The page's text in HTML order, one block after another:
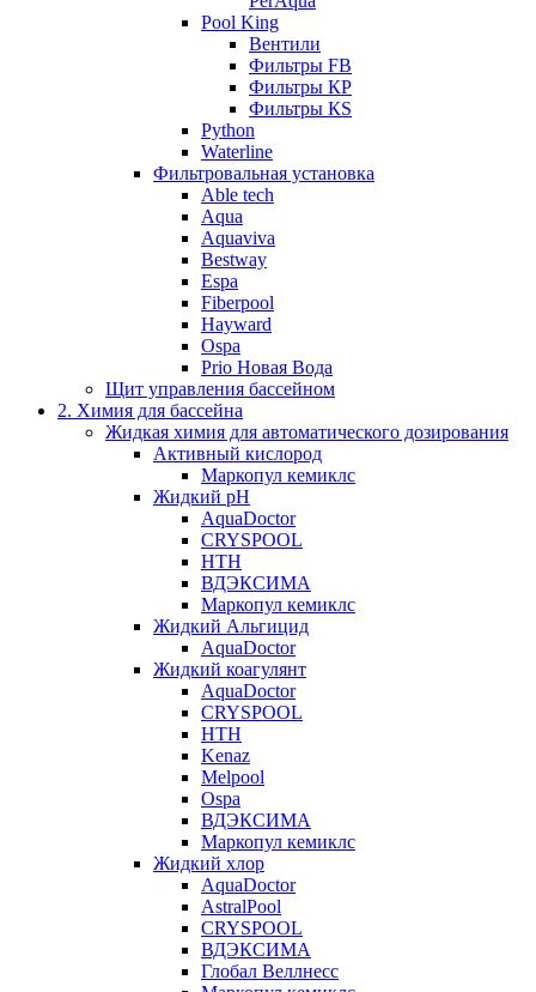
Pool King
Вентили
Фильтры FB
Фильтры КP
Фильтры КS
Python
Waterline
Фильтровальная установка
Able tech
Aqua
Aquaviva
Bestway
Espa
Fiberpool
Hayward
Ospa
Prio Новая Вода
Щит управления бассейном
2. Химия для бассейна
Жидкая химия для автоматического дозирования
Активный кислород
Маркопул кемиклс
Жидкий pH
AquaDoctor
CRYSPOOL
HTH
ВДЭКСИМА
Маркопул кемиклс
Жидкий Альгицид
AquaDoctor
Жидкий коагулянт
AquaDoctor
CRYSPOOL
HTH
Kenaz
Melpool
Ospa
ВДЭКСИМА
Маркопул кемиклс
Жидкий хлор
AquaDoctor
AstralPool
CRYSPOOL
ВДЭКСИМА
Глобал Веллнесс